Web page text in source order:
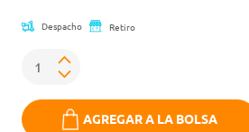
Despacho Retiro
AGREGAR A LA BOLSA